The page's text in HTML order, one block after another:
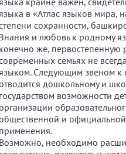
в «Атлас языков мира,
сохранности,
и любовь к родному
конечно же, первостепенную
семьях не
Следующим звеном к
дошкольному и
государством возможности
и
применения.
Возможно, необходимо